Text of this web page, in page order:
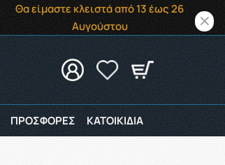
Θα είμαστε κλειστά από 13 έως 26
Αυγούστου
ΠΡΟΣΦΟΡΕΣ ΚΑΤΟΙΚΙΔΙΑ